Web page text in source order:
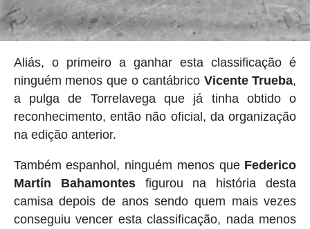
Aliás, o primeiro a ganhar esta classificação é
ninguém menos que o cantábrico Vicente Trueba,
a pulga de Torrelavega que já tinha obtido o
reconhecimento, então não oficial, da organização
na edição anterior.
Também espanhol, ninguém menos que Federico
Martín Bahamontesfigurou na história desta
camisa depois de anos sendo quem mais vezes
conseguiu vencer esta classificação, nada menos